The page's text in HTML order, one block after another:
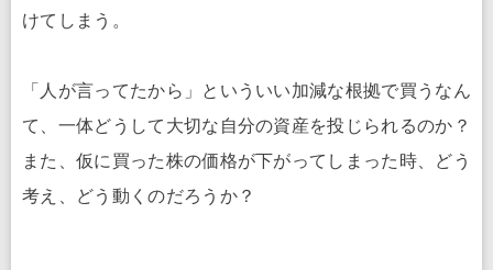
けてしまう。
「人が言ってたから」といういい加減な根拠で買うなん
て、一体どうして大切な自分の資産を投じられるのか？
また、仮に買った株の価格が下がってしまった時、どう
考え、どう動くのだろうか？